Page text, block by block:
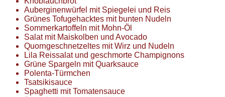
Auberginenwürfel mit Spiegelei und Reis
Grünes Tofugehacktes mit bunten Nudeln
Sommerkartoffeln mit Mohn-Öl
Salat mit Maiskolben und Avocado
Quorngeschnetzeltes mit Wirz und Nudeln
Lila Reissalat und geschmorte Champignons
Grüne Spargeln mit Quarksauce
Polenta-Türmchen
Tsatsikisauce
Spaghetti mit Tomatensauce